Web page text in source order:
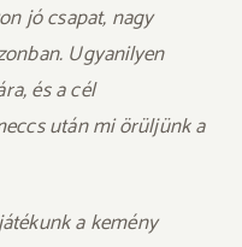
jó csapat, nagy
Ugyanilyen
és a cél
után mi örüljünk a
a kemény